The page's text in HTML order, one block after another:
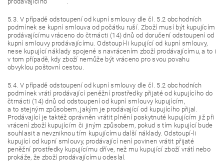
5.3. V případě odstoupení od kupní smlouvy dle čl. 5.2 obchodních
podmínek se kupní smlouva od počátku ruší. Zboží musí být kupujícím
prodávajícímu vráceno do čtrnácti (14) dnů od doručení odstoupení od
kupní smlouvy prodávajícímu. Odstoupí-li kupující od kupní smlouvy,
nese kupující náklady spojené s navrácením zboží prodávajícímu, a to i
v tom případě, kdy zboží nemůže být vráceno pro svou povahu
obvyklou poštovní cestou.
5.4. V případě odstoupení od kupní smlouvy dle čl. 5.2 obchodních
podmínek vrátí prodávající peněžní prostředky přijaté od kupujícího do
čtrnácti (14) dnů od odstoupení od kupní smlouvy kupujícím,
a to stejným způsobem, jakým je prodávající od kupujícího přijal.
Prodávající je taktéž oprávněn vrátit plnění poskytnuté kupujícím již při
vrácení zboží kupujícím či jiným způsobem, pokud s tím kupující bude
souhlasit a nevzniknou tím kupujícímu další náklady. Odstoupí-li
kupující od kupní smlouvy, prodávající není povinen vrátit přijaté
peněžní prostředky kupujícímu dříve, než mu kupující zboží vrátí nebo
prokáže, že zboží prodávajícímu odeslal.